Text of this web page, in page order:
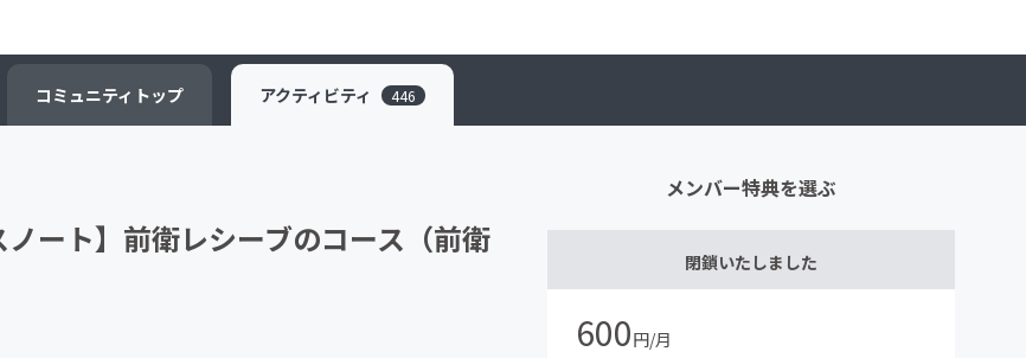
CAMPFIRE for Social Good CAMPFIRE Creation
コミュニティ トップ アクティビティ 446
ート】前衛レシーブのコース（前衛
メンバー特典を選ぶ
閉鎖いたしました
600円/月